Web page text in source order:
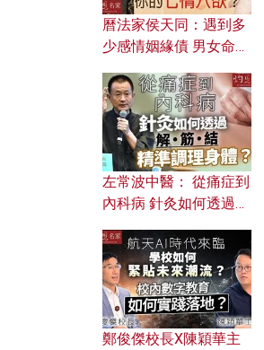
曆法家侯天同：遇到多
少感情姻緣債 男女命途
的七情六欲？
左常波中醫： 從痛症到
內科病 針灸如何透過解
鄭俊傑校長X陳穎華主